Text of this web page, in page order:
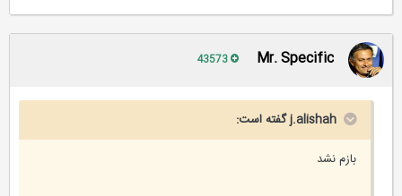
Mr. Specific
j.alishah گفته است:
بازم نشد